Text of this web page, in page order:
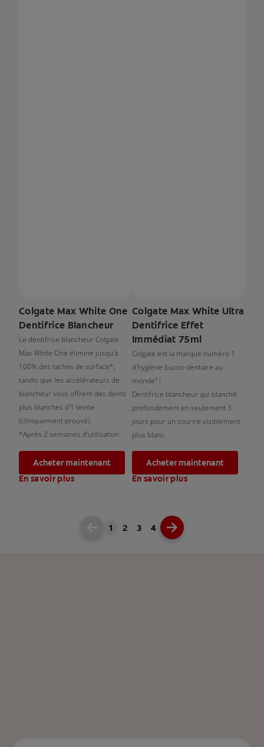
Colgate Max White One
Dentifrice Blancheur
Le dentifrice blancheur Colgate
Max White One élimine jusqu'à
100% des taches de surface*,
tandis que les accélérateurs de
blancheur vous offrent des dents
plus blanches d'1 teinte
(cliniquement prouvé).
*Après 2 semaines d'utilisation
Acheter maintenant
En savoir plus
Colgate Max White Ultra
Dentifrice Effet
Immédiat 75ml
Colgate est la marque numéro 1
d'hygiène bucco-dentaire au
monde² !
Dentifrice blancheur qui blanchit
profondément en seulement 3
jours pour un sourire visiblement
plus blanc.
Acheter maintenant
En savoir plus
1 2 3 4